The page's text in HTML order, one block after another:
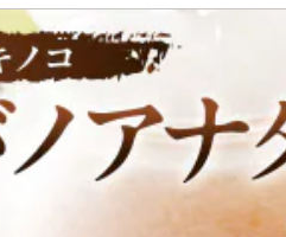
いる返礼品
徹底比較